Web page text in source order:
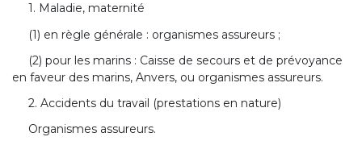
1. Maladie, maternité
(1) en règle générale : organismes assureurs ;
(2) pour les marins : Caisse de secours et de prévoyance
en faveur des marins, Anvers, ou organismes assureurs.
2. Accidents du travail (prestations en nature)
Organismes assureurs.